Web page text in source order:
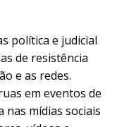
política e judicial
de resistência
e as redes.
em eventos de
mídias sociais